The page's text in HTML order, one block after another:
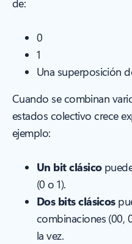
de:
0
1
Una superposición
Cuando se combinan
estados colectivo crece
ejemplo:
Un bit clásico
(0 o 1).
Dos bits clásicos
combinaciones (00,
la vez.